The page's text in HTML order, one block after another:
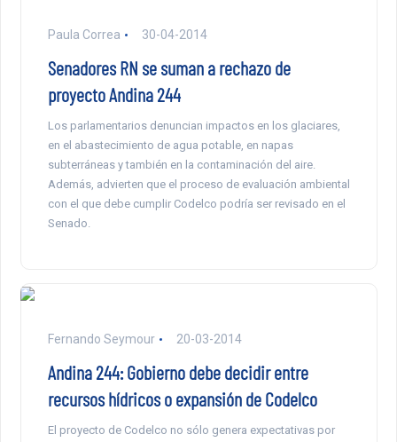
Paula Correa 30-04-2014
Senadores RN se suman a rechazo de
proyecto Andina 244
Los parlamentarios denuncian impactos en los glaciares,
en el abastecimiento de agua potable, en napas
subterráneas y también en la contaminación del aire.
Además, advierten que el proceso de evaluación ambiental
con el que debe cumplir Codelco podría ser revisado en el
Senado.
Fernando Seymour 20-03-2014
Andina 244: Gobierno debe decidir entre
recursos hídricos o expansión de Codelco
El proyecto de Codelco no sólo genera expectativas por